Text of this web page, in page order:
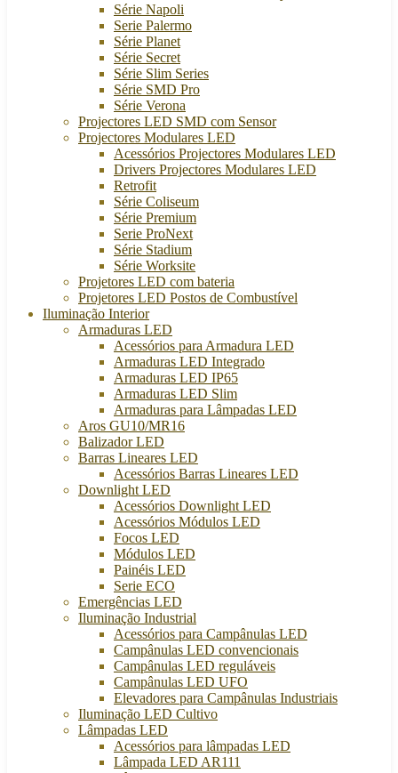
Série Napoli
Serie Palermo
Série Planet
Série Secret
Série Slim Series
Série SMD Pro
Série Verona
Projectores LED SMD com Sensor
Projectores Modulares LED
Acessórios Projectores Modulares LED
Drivers Projectores Modulares LED
Retrofit
Série Coliseum
Série Premium
Serie ProNext
Série Stadium
Série Worksite
Projetores LED com bateria
Projetores LED Postos de Combustível
Iluminação Interior
Armaduras LED
Acessórios para Armadura LED
Armaduras LED Integrado
Armaduras LED IP65
Armaduras LED Slim
Armaduras para Lâmpadas LED
Aros GU10/MR16
Balizador LED
Barras Lineares LED
Acessórios Barras Lineares LED
Downlight LED
Acessórios Downlight LED
Acessórios Módulos LED
Focos LED
Módulos LED
Painéis LED
Serie ECO
Emergências LED
Iluminação Industrial
Acessórios para Campânulas LED
Campânulas LED convencionais
Campânulas LED reguláveis
Campânulas LED UFO
Elevadores para Campânulas Industriais
Iluminação LED Cultivo
Lâmpadas LED
Acessórios para lâmpadas LED
Lâmpada LED AR111